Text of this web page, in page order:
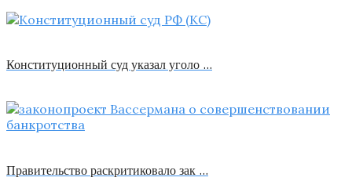
Конституционный суд указал уголо …
Правительство раскритиковало зак …